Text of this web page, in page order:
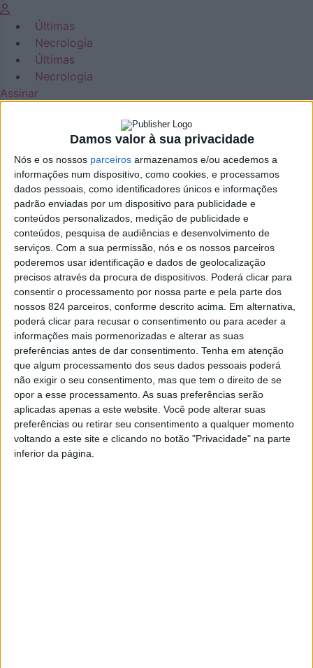
Damos valor à sua privacidade
Nós e os nossos parceiros armazenamos e/ou acedemos a
informações num dispositivo, como cookies, e processamos
dados pessoais, como identificadores únicos e informações
padrão enviadas por um dispositivo para publicidade e
conteúdos personalizados, medição de publicidade e
conteúdos, pesquisa de audiências e desenvolvimento de
serviços. Com a sua permissão, nós e os nossos parceiros
poderemos usar identificação e dados de geolocalização
precisos através da procura de dispositivos. Poderá clicar para
consentir o processamento por nossa parte e pela parte dos
nossos 824 parceiros, conforme descrito acima. Em alternativa,
poderá clicar para recusar o consentimento ou para aceder a
informações mais pormenorizadas e alterar as suas
preferências antes de dar consentimento. Tenha em atenção
que algum processamento dos seus dados pessoais poderá
não exigir o seu consentimento, mas que tem o direito de se
opor a esse processamento. As suas preferências serão
aplicadas apenas a este website. Você pode alterar suas
preferências ou retirar seu consentimento a qualquer momento
voltando a este site e clicando no botão "Privacidade" na parte
inferior da página.
Últimas
Necrologia
Últimas
Necrologia
Assinar
Azemeis.NET
LAB
18 de Novembro de 2020, 19:53
Necrologia,Palmaz
Manuel de Jesus
(1938-2020)
✞ Faleceu com 82 anos em França, e foi residente no
Lugar Casal-Palmaz. A família participa que o funeral se
realizará na sexta-feira, dia 20 de novembro, pelas 16h30,